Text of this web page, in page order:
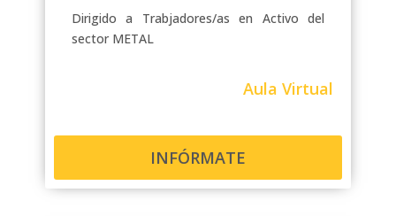
Dirigido a Trabjadores/as en Activo del
sector METAL
Aula Virtual
INFÓRMATE